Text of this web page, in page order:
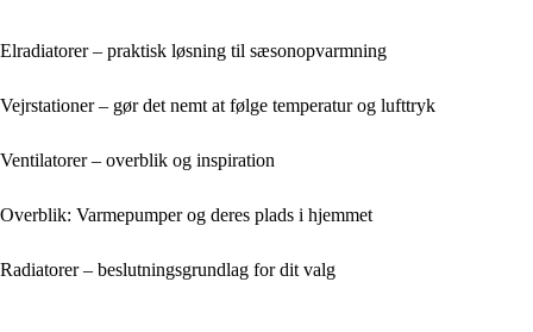
Elradiatorer – praktisk løsning til sæsonopvarmning
Vejrstationer – gør det nemt at følge temperatur og lufttryk
Ventilatorer – overblik og inspiration
Overblik: Varmepumper og deres plads i hjemmet
Radiatorer – beslutningsgrundlag for dit valg